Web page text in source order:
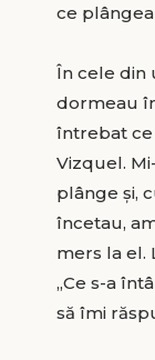
ce
În cele din
dormeau
întrebat ce
Vizquel.
plânge și,
încetau,
mers la el.
„Ce s-a
să îmi